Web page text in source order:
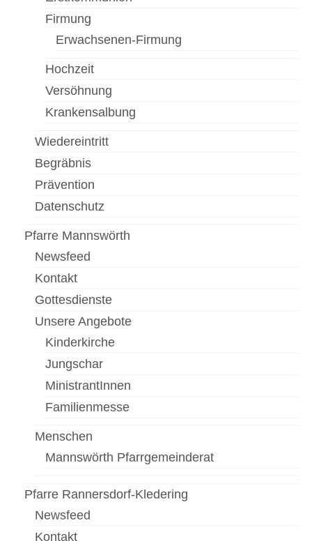
Firmung
Erwachsenen-Firmung
Hochzeit
Versöhnung
Krankensalbung
Wiedereintritt
Begräbnis
Prävention
Datenschutz
Pfarre Mannswörth
Newsfeed
Kontakt
Gottesdienste
Unsere Angebote
Kinderkirche
Jungschar
MinistrantInnen
Familienmesse
Menschen
Mannswörth Pfarrgemeinderat
Pfarre Rannersdorf-Kledering
Newsfeed
Kontakt